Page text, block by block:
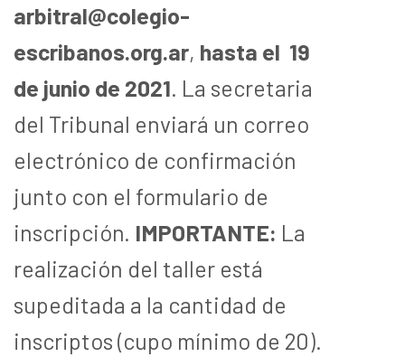
arbitral@colegio-
escribanos.org.ar, hasta el 19
de junio de 2021. La secretaria
del Tribunal enviará un correo
electrónico de confirmación
junto con el formulario de
inscripción. IMPORTANTE: La
realización del taller está
supeditada a la cantidad de
inscriptos (cupo mínimo de 20).